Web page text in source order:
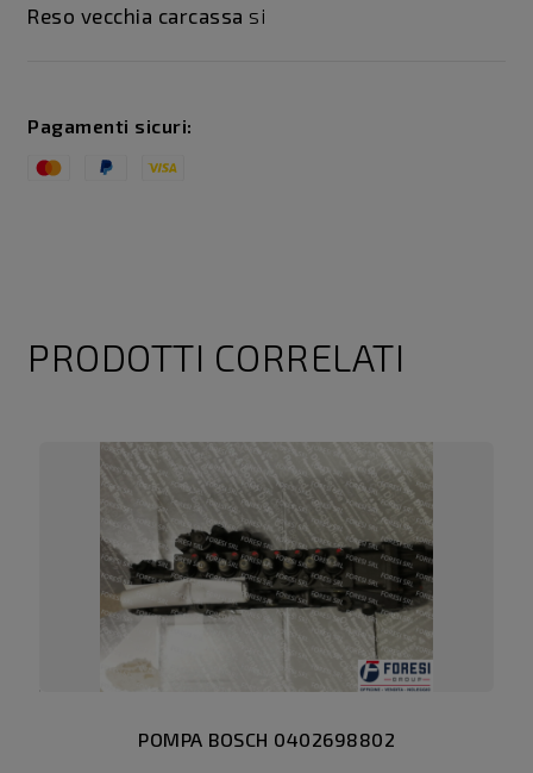
Reso vecchia carcassa si
Pagamenti sicuri:
PRODOTTI CORRELATI
POMPA BOSCH 0402698802